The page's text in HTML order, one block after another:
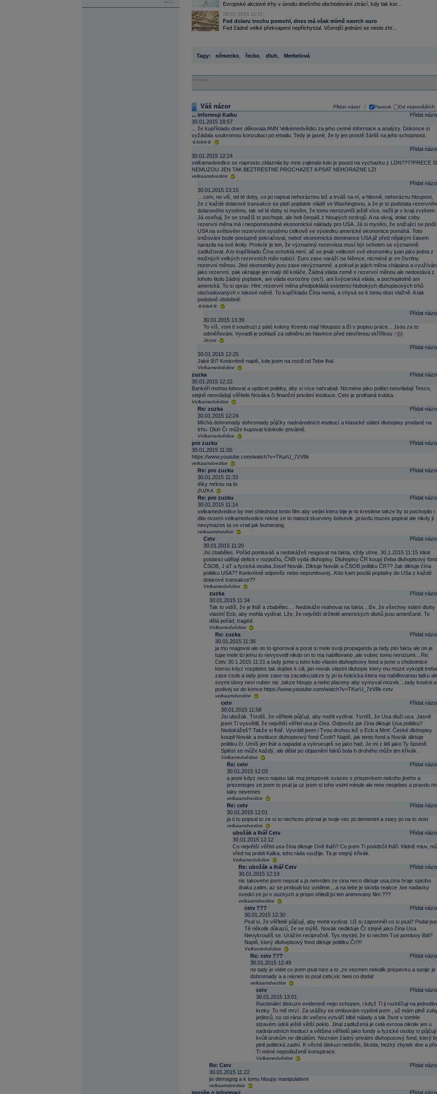
více...
Evropské akciové trhy v úvodu dnešního obchodování ztrácí, kdy tak kor...
29.01.2015 11:11
Fed dolaru trochu pomohl, dnes má však mírně navrch euro
Fed žádné velké překvapení nepřichystal. Včerejší jednání se neslo zhr...
Tagy: německo, řecko, dluh Merkelová
Reklama
Přidat názor Pavouk Od nejnovějších
Váš názor
Přidat
... informuji Kalku
30.01.2015 18:57
... že kupříkladu dnes děkovala AMN Velkémedvědici za jeho cenné informace a analýzy. Dokonce si
vyžádala soukromou konzultaci po emailu. Tedy je jasné, že ty jen prostě žárlíš na jeho schopnosti.
☺lolek☺
Přidat
30.01.2015 12:24
velkamedvedice se naprosto zblaznila by mne zajimalo kdo je pousti na vychazku z LDN????PRECE
NEMUZOU JEN TAK BEZTRESTNE PROCHAZET A PSAT NEHORAZNE LZI
velkaamdvedice
Přidat
30.01.2015 13:15
... cetv, no viš, od té doby, co jsi napsal nehoráznou lež a trváš na ní, a hlevně, nehoráznu hloupost,
že z každé dolarové transakce se platí poplatek vládě ve Washingtonu, a že je to podstata
dolarového systému, tak od té doby si myslím, že tomu nerozumíš ještě více, nežli je v kraji zvykem.
Já oceňuji, že se snažíš to pochopit, ale holt čerpáš z hloupých nzdrojů. A na okraj, dolar coby
rezervní měna má i neopominutelné ekonomické náklady pro USA. Já si myslím, že snižující se podíl
USA na světovém rezervním systému celkově ve výsledku americké ekonomice pomáhá. Toto
snižování bude postupně pokračovat, neboť ekonomická dominance USA již před nějakým časem
narazila na své limity. Protivítr je ten, že významný rezervista musí být ochoten se významně
zadlužovat. A to kupříkladu Čína ochotná není, ač se jinak velikostí své ekonomiky juan jako jedna z
možných velkých rezervních měn nabízí. Euro zase naráží na Němce, nicméně je ze čtvrtiny
rezervní měnou. Jiné ekonomiky jsou zase nevýznamné, a pokud je jejich měna chápána a
jako rezervní, pak ukrajuje jen malý díl koláče. Žádná vláda země s rezervní měnou ale nedostává z
tohoto titulu žádný poplatek, ani vláda eurozóny (sic!), ani švýcarská vláda, a pochopitelně ani
americká. To si oprav. Hint: rezervní měna předpokládá existenci hlubokých dluhopisových trhů
obchodovaných v takové měně. To kupříkladu Čína nemá, a chysá se k tomu dost vlažně. A tak
podobně obdobně.
☺lolek☺
Přidat
30.01.2015 13:39
To víš, voni ti soudruzi z páté kolony Kremlu mají hloupost a lži v popisu práce... Jsou za to
odměňováni. Vyvadil je pohladí za odměnu po hlavince před otevřenou skříňkou :-)))
Jesse
Přidat
30.01.2015 12:25
Jaké lži? Konkrétně napiš, kde jsem na rozdl od Tebe lhal.
Velkamedvědice
Přidat
zuzka
30.01.2015 12:22
Bankéři mohou lobovat a uplácet politiky, aby si více nahrabali. Nicméne jako politici neovládají Tesco,
stejně neovládají věřitele Nováka či finanční privátní instituce. Cetv je prolhaná trubka.
Velkamedvědice
Přidat
Re: zuzka
30.01.2015 12:24
Míchá dohromady dohromady půjčky nadnárodních institucí a klasické státní dluhopisy prodané na
trhu. Dluh Čr může kupovat kdokoliv privátně.
Velkamedvědice
Přidat
pro zuzku
30.01.2015 11:00
https://www.youtube.com/watch?v=TKurU_7zV8k
velkaamdvedice
Přidat
Re: pro zuzku
30.01.2015 11:33
díky mrknu na to
ZUZKA
Přidat
Re: pro zuzku
30.01.2015 11:14
velkamedvedice by mel shlednout tento film aby vedel ktera bije je to kreslene takze by to pochopilo i
dite ovsem velkamedvedice rekne ze to natocil skurveny bolsevik ,pravdu muzes popirat ale nikdy ji
nevymazes ta se vrati jak bumerang
velkaamdvedice
Přidat
Cetv
30.01.2015 11:20
Jsi zbabělec. Pořád pomluváš a nedokážeš reagovat na fakta, vždy uhne. 30.1.2015 11:15 Idioti
poslanci udělají deficit v rozpočtu, ČNB vydá dluhopisy. Dluhopisy ČR koupí třeba dluhopisový fond
ČSOB, J aT a fyzická osoba Josef Novák. Diktuje Novák a ČSOB politiku ČR?? Jak diktuje čína
politiku USA?? Konkrétně odpověz nebo nepomlouvej...Kdo kam posílá poplatky do USa z každé
dolarové transakce??
Velkamedvědice
Přidat
zuzka
30.01.2015 11:34
Tak to vidíš, že je lhář a zbabělec.... Nedokáže reahovat na fakta....lže, že všechny státní dluhy
vlastní Ecb, aby mohla vydírat. Lže, že největší držitelé amerických dluhů jsou američané. To
dělá pořád, tragéd.
Velkamedvědice
Přidat
Re: zuzka
30.01.2015 11:36
ja mu reagoval ale on to ignoroval a porat si mele svoji propagandu ja tady pisi fakta ale on je
tupe mele lzi jemu to nevysvetli nikdo on to ma nabiflovano ,ale vubec tomu nerozumi....Re:
Cetv 30.1.2015 11:21 a tady jsme u toho kdo vlastni dluhopisovy fond a jsme u chobotnice
kterou kdyz rozpletes tak dojdes k cili, jan novak vlastni dluhopis ktery mu muze vykopit treba
zase csob a tady jsme zase na zacatku,takze ty jsi ta holcicka ktera ma nabiflovanou latku
svymi slovy nevi vubec nic ,takze hloupy a nebo placeny aby vymyval mozek....tady koukni a
podivej se do konce https://www.youtube.com/watch?v=TKurU_7zV8k cetv
velkaamdvedice
Přidat
cetv
30.01.2015 11:58
Jsi ubožák. Tvrdíš, že věřitelé půjčují, aby mohli vydírat. Tvrdíš, že Usa dluži usa. Jasně
jsem Ti vysvětlil, že největší věřtel usa je čína. Odpověz jak čína diktuje Usa politiku?
Nedokážeš? Takže si lhář. Vyvrátil jsem i Tvou druhou lež o Ecb a Mmf. České dluhopisy
koupil Novák a instituce dluhopisový fond Čsob? Napiš, jak tento fond a Novák diktuje
politiku čr. Umíš jen lhát a napadat a vykrucuješ se jako had. Je mi z lidí jako Ty špstně.
Splést se může každý, ale dělat po objasnění faktů bola h druhého může jen křivák.
Velkamedvědice
Přidat
Re: cetv
30.01.2015 12:03
a jeste kdyz neco napisu tak muj prispevek svazes s prispevkem nekoho jineho a
prezentujes ze jsem to psal ja uz jsem si toho vsiml minule ale mne neojebes a pravdu mi
taky nevemes
velkaamdvedice
Přidat
Re: cetv
30.01.2015 12:01
ja ti to popsal to ze si to nechces priznat je tvoje vec jsi dementni a stary jsi na to dost
velkaamdvedice
Přidat
ubožák a lhář Cetv
30.01.2015 12:12
Co největší věřtel usa čína diktuje číně lháři? Co jsem Ti poddtrčil lháři. Klidně mluv,
vřed na prdeli Kalka, toho ráda využije. Ta je stejný křivák.
Velkamedvědice
Přidat
Re: ubožák a lhář Cetv
30.01.2015 12:19
nic takoveho jsem nepsal a ja netvrdim ze cina neco diktuje usa,cina hraje spiciho
draka zatim, az se probudi toz uvidime....a na tebe je skoda reakce ,tve nadavky
svedci ze jsi v ouzkych a propo shledl jsi ten animovany film ???
velkaamdvedice
Přidat
cetv ???
30.01.2015 12:30
Psal si, že věřitelé půjčují, aby mohli vydírat. Už si zapomněl co si psal? Podal
Tě několik důkazů, že se mýlíš. Novák nediktuje Čr stejně jako čína Usa.
Nevykroutíš se. Urážím recipročně. Tys myslel, že si nechm Tvé pomluvy líbit?
Napiš, který dluhopisový fond diktuje politiku Čr!!!!
Velkamedvědice
Přidat
Re: cetv ???
30.01.2015 12:49
no tady je videt co jsem psal nize a to ,ze vezmen nekolik prispevku a spojic je
dohromady a a reknes to psal cetv,vic neni co dodat
velkaamdvedice
Přidat
cetv
30.01.2015 13:01
Racionální diskuze evidentně nejsi schopen, i když Ti ji rozklíčuji na
kroky. To mě mrzí. Za urážky se omlouvám vypěnil jsem , už mám plně
jedinců, co od rána do večera vytváří blbé nálady a tak život v tomhle
slzavém údolí ještě větší peklo. Jinal zadlužená je celá evrooa nikoliv jen u
nadnárodních institucí a většina věřitelů jako fondy a fyzické osoby si půjčují
kvůli úrokům ne diktátům. Neznám žádný privátní dluhopusový fond, který
plnil politická zadní. K věcné diskuzi nedošlo, škoda, hezký zbytek dne a
Ti méné nepodloženě konspirace.
Velkamedvědice
Přidat
Re: Cetv
30.01.2015 11:22
jsi demagog a k tomu hloupy manipulativni
velkaamdvedice
Přidat
prosím o informaci